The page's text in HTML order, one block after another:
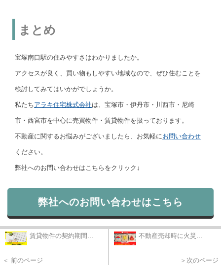
まとめ
宝塚南口駅の住みやすさはわかりましたか。
アクセスが良く、買い物もしやすい地域なので、ぜひ住むことを
検討してみてはいかがでしょうか。
私たちアラキ住宅株式会社は、宝塚市・伊丹市・川西市・尼崎
市・西宮市を中心に売買物件・賃貸物件を扱っております。
不動産に関するお悩みがございましたら、お気軽にお問い合わせ
ください。
弊社へのお問い合わせはこちらをクリック↓
弊社へのお問い合わせはこちら
賃貸物件の契約期間...
＜ 前のページ
不動産売却時に火災...
＞次のページ